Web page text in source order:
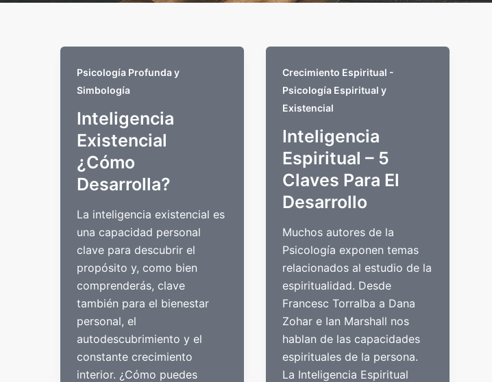
Psicología Profunda y
Simbología
Inteligencia
Existencial
¿Cómo
Desarrolla?
La inteligencia existencial es
una capacidad personal
clave para descubrir el
propósito y, como bien
comprenderás, clave
también para el bienestar
personal, el
autodescubrimiento y el
constante crecimiento
interior. ¿Cómo puedes
Crecimiento Espiritual -
Psicología Espiritual y
Existencial
Inteligencia
Espiritual – 5
Claves Para El
Desarrollo
Muchos autores de la
Psicología exponen temas
relacionados al estudio de la
espiritualidad. Desde
Francesc Torralba a Dana
Zohar e Ian Marshall nos
hablan de las capacidades
espirituales de la persona.
La Inteligencia Espiritual